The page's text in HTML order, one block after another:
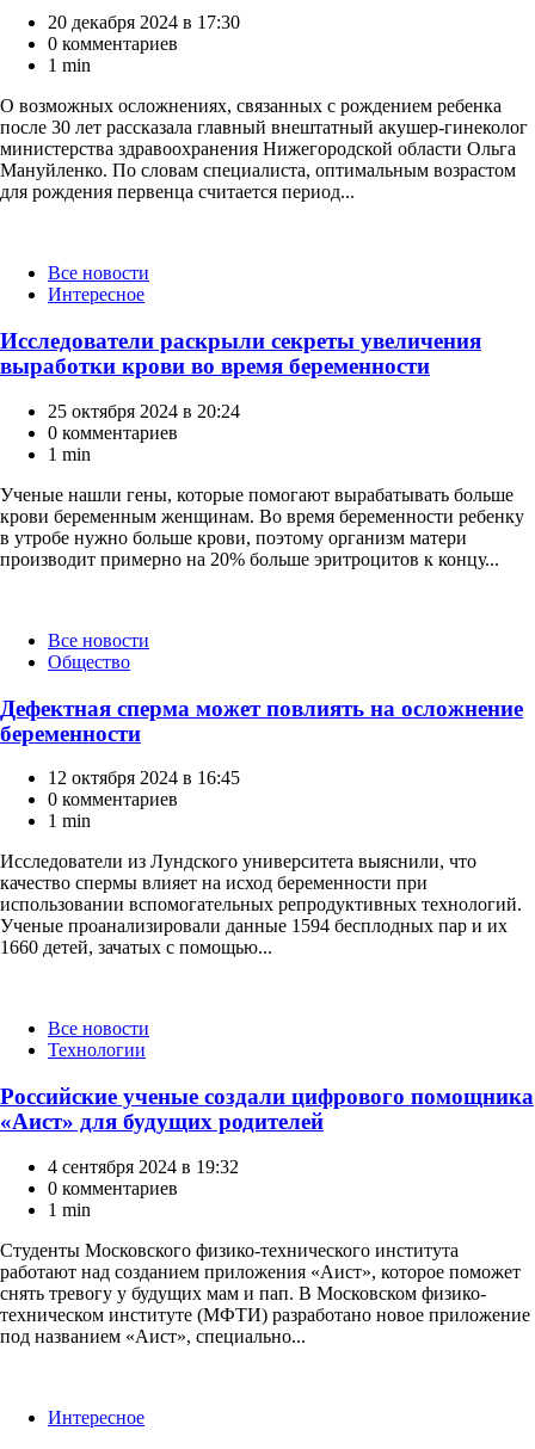
20 декабря 2024 в 17:30
0 комментариев
1 min
О возможных осложнениях, связанных с рождением ребенка
после 30 лет рассказала главный внештатный акушер-гинеколог
министерства здравоохранения Нижегородской области Ольга
Мануйленко. По словам специалиста, оптимальным возрастом
для рождения первенца считается период...
КатегорииВсе новости
Интересное
Исследователи раскрыли секреты увеличения
выработки крови во время беременности
25 октября 2024 в 20:24
0 комментариев
1 min
Ученые нашли гены, которые помогают вырабатывать больше
крови беременным женщинам. Во время беременности ребенку
в утробе нужно больше крови, поэтому организм матери
производит примерно на 20% больше эритроцитов к концу...
КатегорииВсе новости
Общество
Дефектная сперма может повлиять на осложнение
беременности
12 октября 2024 в 16:45
0 комментариев
1 min
Исследователи из Лундского университета выяснили, что
качество спермы влияет на исход беременности при
использовании вспомогательных репродуктивных технологий.
Ученые проанализировали данные 1594 бесплодных пар и их
1660 детей, зачатых с помощью...
КатегорииВсе новости
Технологии
Российские ученые создали цифрового помощника
«Аист» для будущих родителей
4 сентября 2024 в 19:32
0 комментариев
1 min
Студенты Московского физико-технического института
работают над созданием приложения «Аист», которое поможет
снять тревогу у будущих мам и пап. В Московском физико-
техническом институте (МФТИ) разработано новое приложение
под названием «Аист», специально...
КатегорииИнтересное